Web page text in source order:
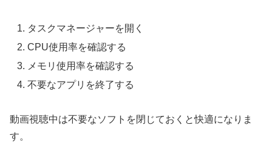
タスクマネージャーを開く
CPU使用率を確認する
メモリ使用率を確認する
不要なアプリを終了する
動画視聴中は不要なソフトを閉じておくと快適になりま
す。